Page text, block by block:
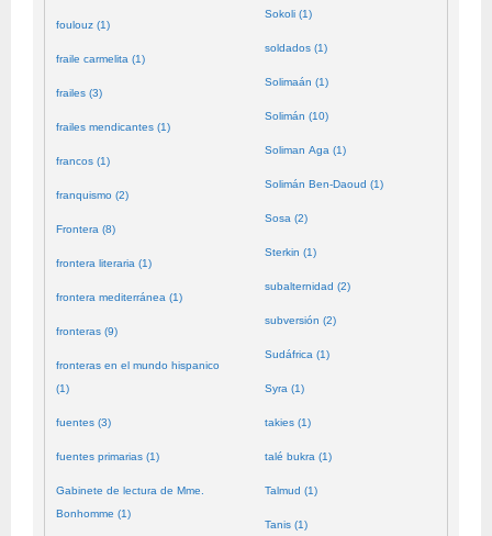
foulouz (1)
fraile carmelita (1)
frailes (3)
frailes mendicantes (1)
francos (1)
franquismo (2)
Frontera (8)
frontera literaria (1)
frontera mediterránea (1)
fronteras (9)
fronteras en el mundo hispanico
(1)
fuentes (3)
fuentes primarias (1)
Gabinete de lectura de Mme.
Bonhomme (1)
Sokoli (1)
soldados (1)
Solimaán (1)
Solimán (10)
Soliman Aga (1)
Solimán Ben-Daoud (1)
Sosa (2)
Sterkin (1)
subalternidad (2)
subversión (2)
Sudáfrica (1)
Syra (1)
takies (1)
talé bukra (1)
Talmud (1)
Tanis (1)